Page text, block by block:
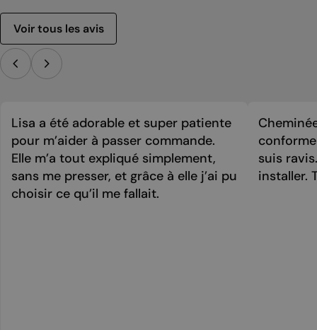
Voir tous les avis
Lisa a été adorable et super patiente
pour m’aider à passer commande.
Elle m’a tout expliqué simplement,
sans me presser, et grâce à elle j’ai pu
choisir ce qu’il me fallait.
suis
installer.